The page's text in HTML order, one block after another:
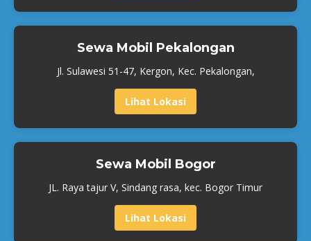
Sewa Mobil Pekalongan
Jl. Sulawesi 51-47, Kergon, Kec. Pekalongan,
Lihat Lokasi
Sewa Mobil Bogor
JL. Raya tajur V, Sindang rasa, kec. Bogor Timur
Lihat Lokasi